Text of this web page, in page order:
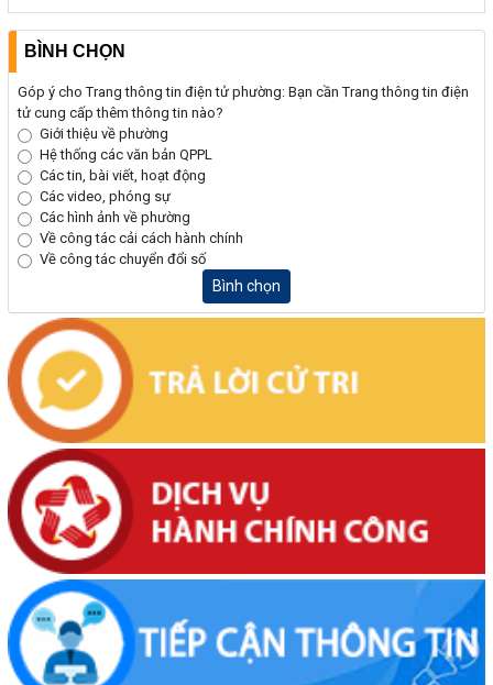
BÌNH CHỌN
Góp ý cho Trang thông tin điện tử phường: Bạn cần Trang thông tin điện
tử cung cấp thêm thông tin nào?
Giới thiệu về phường
Hệ thống các văn bản QPPL
Các tin, bài viết, hoạt động
Các video, phóng sự
Các hình ảnh về phường
Về công tác cải cách hành chính
Về công tác chuyển đổi số
Bình chọn